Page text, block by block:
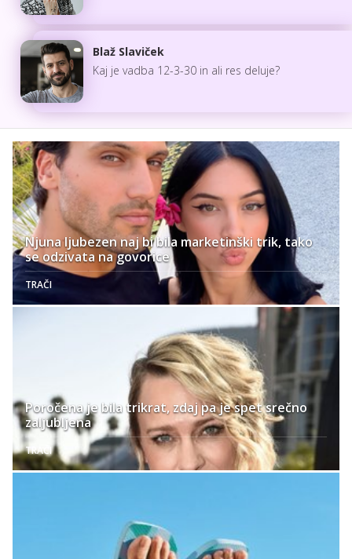
Blaž Slaviček
Kaj je vadba 12-3-30 in ali res deluje?
Njuna ljubezen naj bi bila marketinški trik, tako
se odzivata na govorice
TRAČI
Poročena je bila trikrat, zdaj pa je spet srečno
zaljubljena
TRAČI